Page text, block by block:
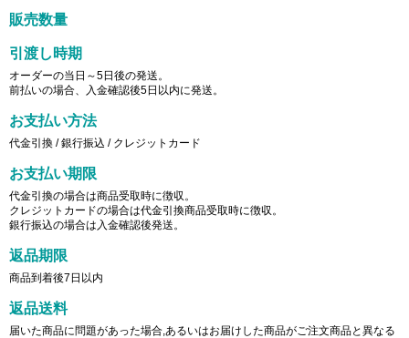
販売数量
引渡し時期
オーダーの当日～5日後の発送。
前払いの場合、入金確認後5日以内に発送。
お支払い方法
代金引換 / 銀行振込 / クレジットカード
お支払い期限
代金引換の場合は商品受取時に徴収。
クレジットカードの場合は代金引換商品受取時に徴収。
銀行振込の場合は入金確認後発送。
返品期限
商品到着後7日以内
返品送料
届いた商品に問題があった場合,あるいはお届けした商品がご注文商品と異なる